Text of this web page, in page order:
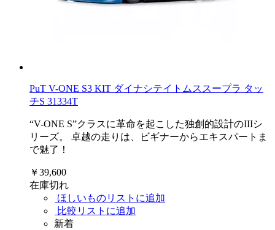
PuT V-ONE S3 KIT ダイナシテイトムススープラ タッ
チS 31334T
“V-ONE S”クラスに革命を起こした独創的設計のIIIシ
リーズ。 卓越の走りは、ビギナーからエキスパートま
で魅了！
￥39,600
在庫切れ
ほしいものリストに追加
比較リストに追加
新着